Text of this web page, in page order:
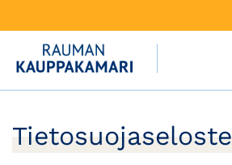
Tietosuojaseloste